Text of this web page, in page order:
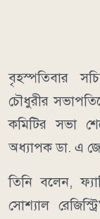
বৃহস্পতিবার
চৌধুরীর
কমিটির সভা
অধ্যাপক ডা. এ
তিনি বলেন,
সোশ্যাল